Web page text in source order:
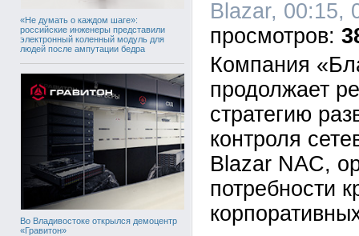
«Не думать о каждом шаге»:
российские инженеры представили
электронный коленный модуль для
людей после ампутации бедра
Во Владивостоке открылся демоцентр
«Гравитон»
Blazar, 00:15,
Компания
продолжает
стратегию
контроля
Blazar NAC,
потребности